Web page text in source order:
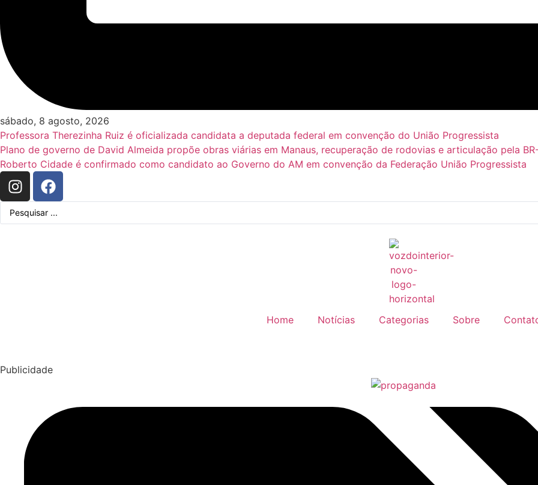
sábado, 8 agosto, 2026
Professora Therezinha Ruiz é oficializada candidata a deputada federal em convenção do União Progressista
Plano de governo de David Almeida propõe obras viárias em Manaus, recuperação de rodovias e articulação pela
Roberto Cidade é confirmado como candidato ao Governo do AM em convenção da Federação União Progressista
Home Notícias Categorias Sobre
Publicidade